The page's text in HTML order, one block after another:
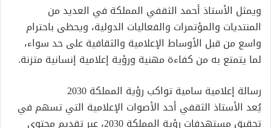
ويمثل الأستاذ أحمد الثقفي المملكة في العديد من
المنتديات والمؤتمرات والفعاليات الدولية، ويحظى باحترام
واسع من قبل الأوساط الإعلامية والثقافية على حد سواء،
لما يتمتع به من كفاءة مهنية ورؤية إعلامية إنسانية متزنة.
رسالة إعلامية سامية تواكب رؤية المملكة 2030
يُعد الأستاذ الثقفي أحد الأصوات الإعلامية التي تسهم في
تحقيق مستهدفات رؤية المملكة 2030، عبر تقديم محتوى